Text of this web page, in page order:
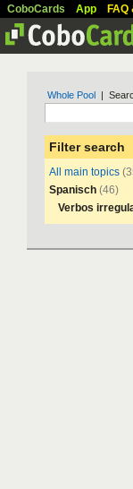
CoboCards App FAQ
Whole Pool |
Filter search
All main topics
Spanisch (46)
Verbos